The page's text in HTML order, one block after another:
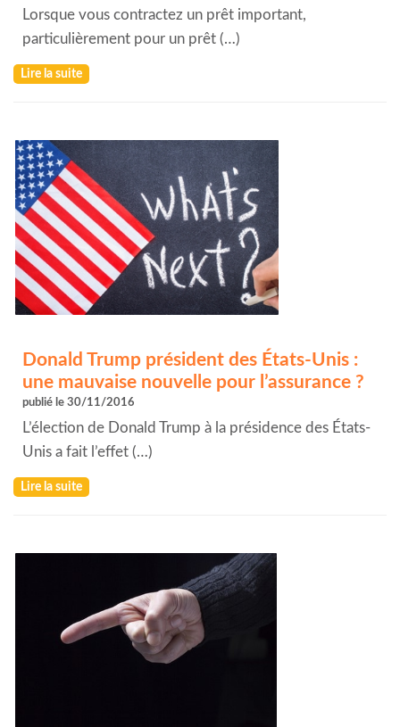
Lorsque vous contractez un prêt important,
particulièrement pour un prêt (…)
Lire la suite
Donald Trump président des États-Unis :
une mauvaise nouvelle pour l’assurance ?
publié le 30/11/2016
L’élection de Donald Trump à la présidence des États-
Unis a fait l’effet (…)
Lire la suite